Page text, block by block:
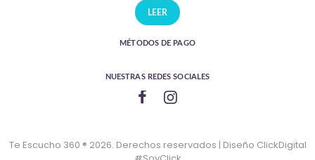
LEER
MÉTODOS DE PAGO
NUESTRAS REDES SOCIALES
Te Escucho 360 ® 2026. Derechos reservados | Diseño ClickDigital